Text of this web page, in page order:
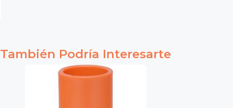
También Podría Interesarte